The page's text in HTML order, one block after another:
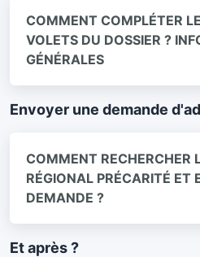
COMMENT COMPLÉTER
VOLETS DU DOSSIER ?
GÉNÉRALES
Envoyer une demande
COMMENT RECHERCHER
RÉGIONAL PRÉCARITÉ ET
DEMANDE ?
Et après ?